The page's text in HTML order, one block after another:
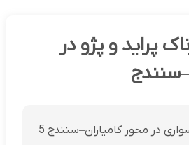
پراید و پژو در
برخورد دو خودروی سواری در محور کامیاران–سنندج 5